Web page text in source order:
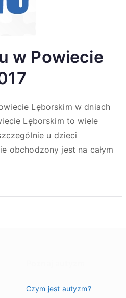
w Powiecie
Lęborskim w dniach
Lęborskim to wiele
u dzieci
obchodzony jest na całym
Czym jest autyzm?